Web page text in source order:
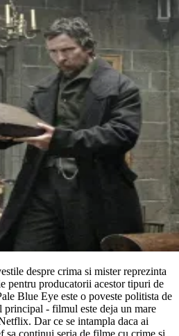
despre crima si mister reprezinta
pentru producatorii acestor tipuri de
Blue Eye este o poveste politista de
- filmul este deja un mare
Dar ce se intampla daca ai
sa continui seria de filme cu crime si